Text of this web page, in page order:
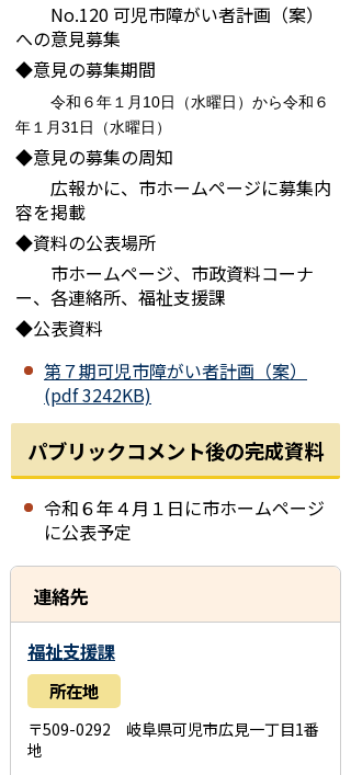
No.120 可児市障がい者計画（案）
への意見募集
◆意見の募集期間
令和６年１月10日（水曜日）から令和６
年１月31日（水曜日）
◆意見の募集の周知
広報かに、市ホームページに募集内
容を掲載
◆資料の公表場所
市ホームページ、市政資料コーナ
ー、各連絡所、福祉支援課
◆公表資料
第７期可児市障がい者計画（案）
(pdf 3242KB)
パブリックコメント後の完成資料
令和６年４月１日に市ホームページ
に公表予定
連絡先
福祉支援課
所在地
〒509-0292 岐阜県可児市広見一丁目1番
地